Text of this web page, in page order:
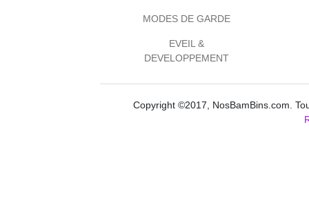
MODES DE GARDE
EVEIL &
DEVELOPPEMENT
Copyright ©2017, NosBamBins.com.